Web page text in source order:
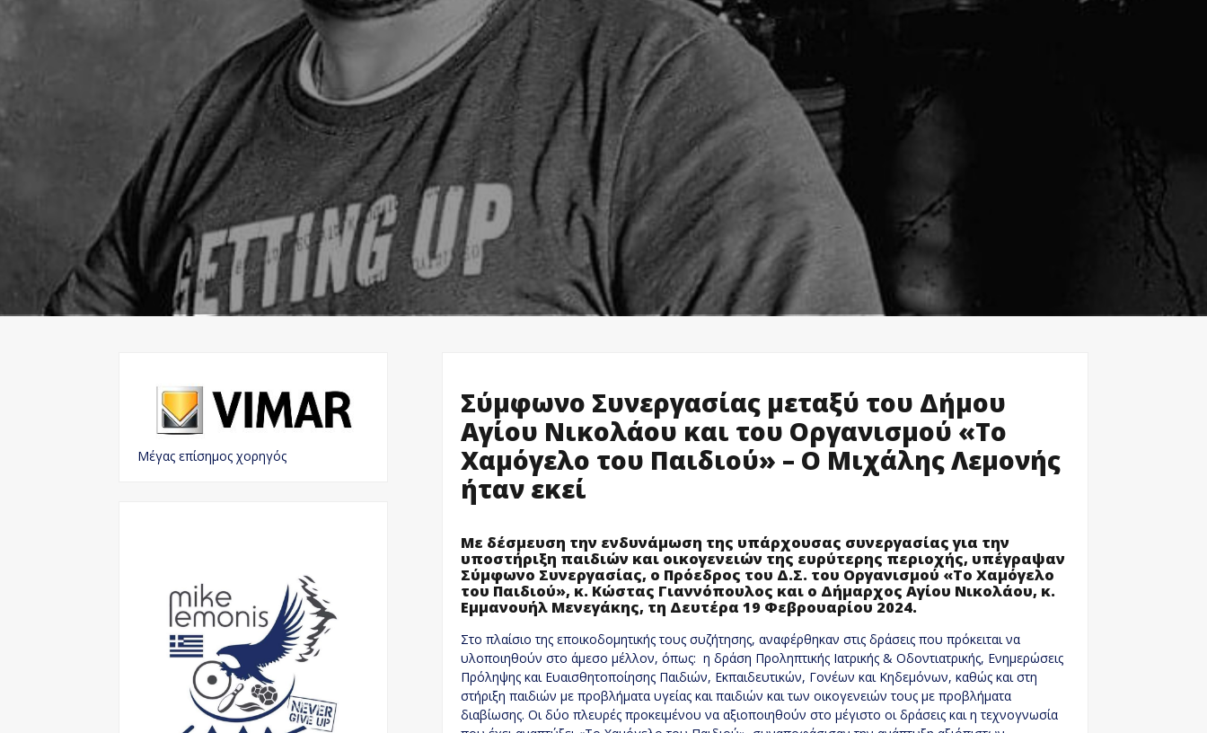
Σύμφωνο Συνεργασίας μεταξύ του Δήμου
Αγίου Νικολάου και του Οργανισμού «Το
Χαμόγελο του Παιδιού» – Ο Μιχάλης Λεμονής
ήταν εκεί
Με δέσμευση την ενδυνάμωση της υπάρχουσας συνεργασίας για την
υποστήριξη παιδιών και οικογενειών της ευρύτερης περιοχής, υπέγραψαν
Σύμφωνο Συνεργασίας, ο Πρόεδρος του Δ.Σ. του Οργανισμού «Το Χαμόγελο
του Παιδιού», κ. Κώστας Γιαννόπουλος και ο Δήμαρχος Αγίου Νικολάου, κ.
Εμμανουήλ Μενεγάκης, τη Δευτέρα 19 Φεβρουαρίου 2024.
Στo πλαίσιo της εποικοδομητικής τους συζήτησης, αναφέρθηκαν στις δράσεις που πρόκειται να
υλοποιηθούν στο άμεσο μέλλον, όπως: η δράση Προληπτικής Ιατρικής & Οδοντιατρικής, Ενημερώσεις
Πρόληψης και Ευαισθητοποίησης Παιδιών, Εκπαιδευτικών, Γονέων και Κηδεμόνων, καθώς και στη
στήριξη παιδιών με προβλήματα υγείας και παιδιών και των οικογενειών τους με προβλήματα
διαβίωσης. Οι δύο πλευρές προκειμένου να αξιοποιηθούν στο μέγιστο οι δράσεις και η τεχνογνωσία
Μέγας επίσημος χορηγός